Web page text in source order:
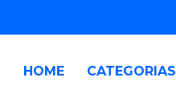
HOME CATEGORIAS